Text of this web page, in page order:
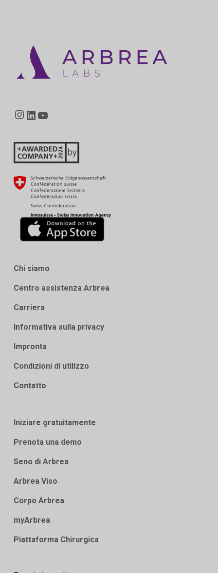
Instagram
LinkedIn
Chi siamo
Centro assistenza Arbrea
Carriera
Informativa sulla privacy
Impronta
Condizioni di utilizzo
Contatto
Iniziare gratuitamente
Prenota una demo
Seno di Arbrea
Arbrea Viso
Corpo Arbrea
myArbrea
Piattaforma Chirurgica